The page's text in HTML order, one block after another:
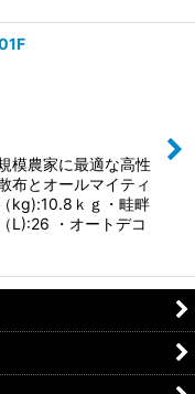
模農家に最適な高性
布とオールマイティ
kg):10.8ｋｇ・畦畔
L):26 ・オートデコ